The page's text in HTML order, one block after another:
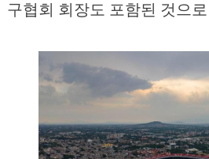
구협회 회장도 포함된 것으